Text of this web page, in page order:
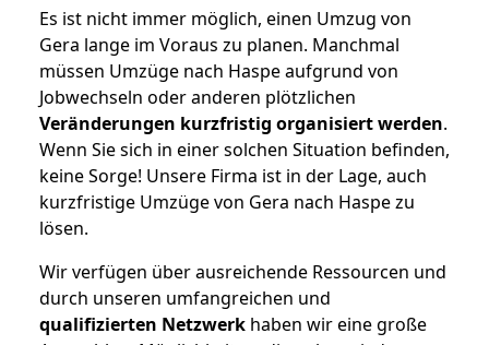
Es ist nicht immer möglich, einen Umzug von
Gera lange im Voraus zu planen. Manchmal
müssen Umzüge nach Haspe aufgrund von
Jobwechseln oder anderen plötzlichen
Veränderungen kurzfristig organisiert werden.
Wenn Sie sich in einer solchen Situation befinden,
keine Sorge! Unsere Firma ist in der Lage, auch
kurzfristige Umzüge von Gera nach Haspe zu
lösen.
Wir verfügen über ausreichende Ressourcen und
durch unseren umfangreichen und
qualifizierten Netzwerk haben wir eine große